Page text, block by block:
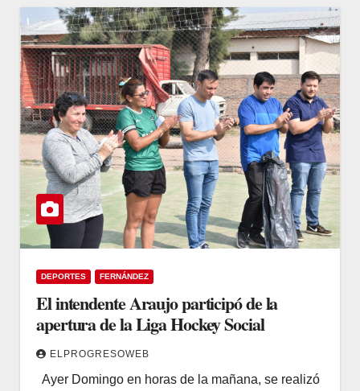
DEPORTES FERNÁNDEZ
El intendente Araujo participó de la
apertura de la Liga Hockey Social
ELPROGRESOWEB
Ayer Domingo en horas de la mañana, se realizó